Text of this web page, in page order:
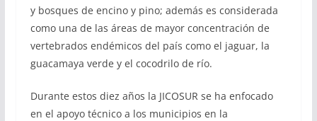
y bosques de encino y pino; además es considerada
como una de las áreas de mayor concentración de
vertebrados endémicos del país como el jaguar, la
guacamaya verde y el cocodrilo de río.
Durante estos diez años la JICOSUR se ha enfocado
en el apoyo técnico a los municipios en la